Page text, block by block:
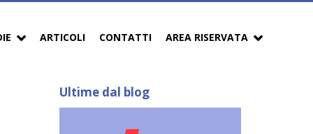
ARTICOLI CONTATTI AREA RISERVATA
Ultime dal blog